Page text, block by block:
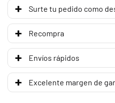
Surte tu pedido como
Recompra
Envíos rápidos
Excelente margen de